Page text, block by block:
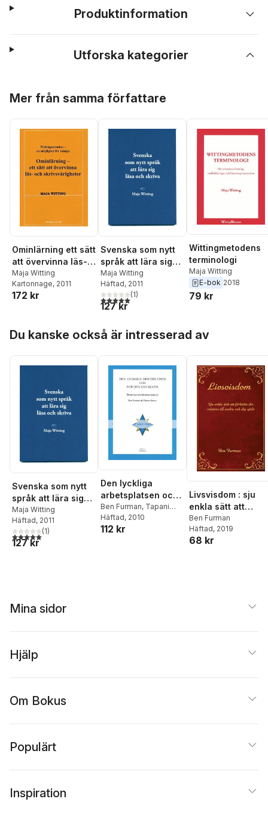
Produktinformation
Utforska kategorier
Mer från samma författare
Ominlärning ett sätt
att övervinna läs-
och
skrivsvårigheter
Maja Witting
Kartonnage, 2011
172 kr
Svenska som nytt
språk att lära sig
läsa och skriva
Maja Witting
Häftad, 2011
5,0utav 5 stjärnor. Totalt antal röster:
(1)
127 kr
Wittingmetodens
terminologi
Maja Witting
E-bok 2018
79 kr
Du kanske också är intresserad av
Svenska som nytt
språk att lära sig
läsa och skriva
Maja Witting
Häftad, 2011
5,0utav 5 stjärnor. Totalt antal röster:
(1)
127 kr
Den lyckliga
arbetsplatsen och
hur den kan skapas
: övningar för
dubbelstjärnan
Ben Furman, Tapani
Ahola
Häftad, 2010
112 kr
Livsvisdom : sju
enkla sätt att
förbättra din
relation till andra
och dig själv
Ben Furman
Häftad, 2019
68 kr
Mina sidor
Hjälp
Om Bokus
Populärt
Inspiration